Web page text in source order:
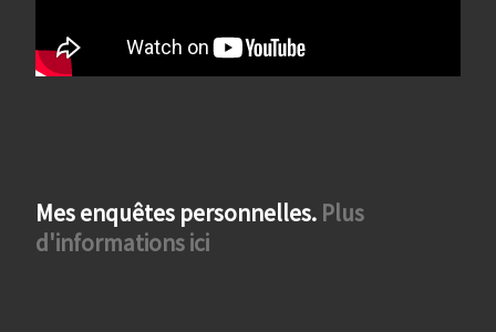
Mes enquêtes personnelles. Plus
d'informations ici